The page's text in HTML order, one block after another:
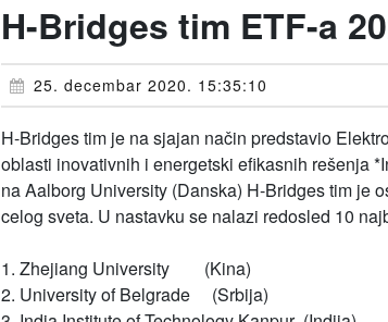
H-Bridges tim ETF-a
25. decembar 2020. 15:35:10
H-Bridges tim je na sjajan način predstavio
oblasti inovativnih i energetski efikasnih rešenja
na Aalborg University (Danska) H-Bridges tim je
celog sveta. U nastavku se nalazi redosled 10
1. Zhejiang University (Kina)
2. University of Belgrade (Srbija)